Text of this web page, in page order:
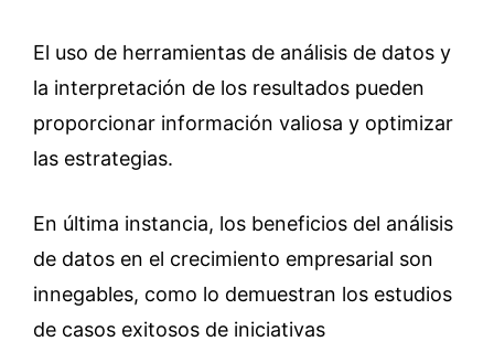
El uso de herramientas de análisis de datos y
la interpretación de los resultados pueden
proporcionar información valiosa y optimizar
las estrategias.
En última instancia, los beneficios del análisis
de datos en el crecimiento empresarial son
innegables, como lo demuestran los estudios
de casos exitosos de iniciativas